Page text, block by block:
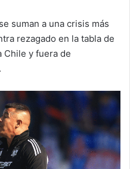
suman a una crisis más
rezagado en la tabla de
Chile y fuera de